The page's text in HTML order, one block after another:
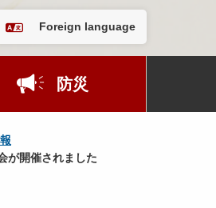
Foreign language
防災
が開催されました